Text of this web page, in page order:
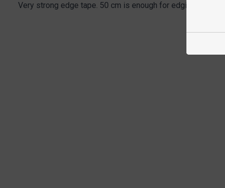
Very strong edge tape. 50 cm is enough for edging of 1